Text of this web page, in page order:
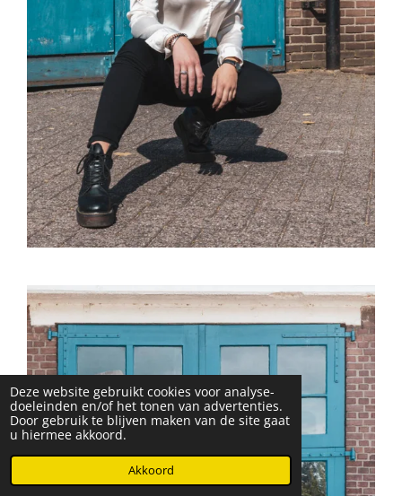
Deze website gebruikt cookies voor analyse-
doeleinden en/of het tonen van advertenties.
Door gebruik te blijven maken van de site gaat
u hiermee akkoord.
Akkoord